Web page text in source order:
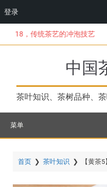
到
，传统茶艺的冲泡技艺
中国
茶叶知识、茶树品种、
菜单
首页 ❯ 茶叶知识 ❯ 【黄茶
登录